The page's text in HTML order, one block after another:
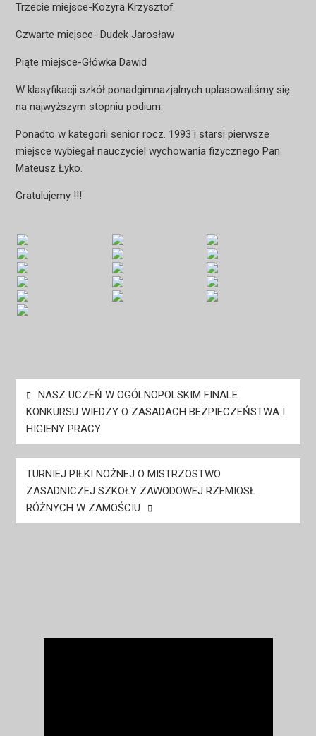
Trzecie miejsce-Kozyra Krzysztof
Czwarte miejsce- Dudek Jarosław
Piąte miejsce-Główka Dawid
W klasyfikacji szkół ponadgimnazjalnych uplasowaliśmy się
na najwyższym stopniu podium.
Ponadto w kategorii senior rocz. 1993 i starsi pierwsze
miejsce wybiegał nauczyciel wychowania fizycznego Pan
Mateusz Łyko.
Gratulujemy !!!
Nawigacja
wpisu
NASZ UCZEŃ W OGÓLNOPOLSKIM FINALE
KONKURSU WIEDZY O ZASADACH BEZPIECZEŃSTWA I
HIGIENY PRACY
TURNIEJ PIŁKI NOŻNEJ O MISTRZOSTWO
ZASADNICZEJ SZKOŁY ZAWODOWEJ RZEMIOSŁ
RÓŻNYCH W ZAMOŚCIU